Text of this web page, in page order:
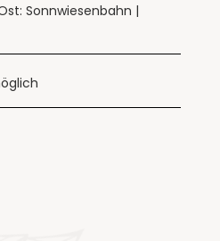
Sonnwiesenbahn |